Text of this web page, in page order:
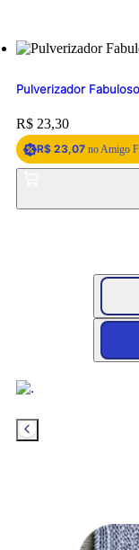
Pulverizador
Price:
R$ 23,30
R$ 23,07 no Amigo